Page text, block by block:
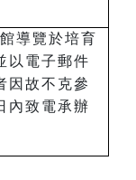
導覽於培育
以電子郵件
因故不克參
內致電承辦